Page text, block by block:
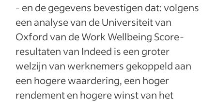
- en de gegevens bevestigen dat: volgens
een analyse van de Universiteit van
Oxford van de Work Wellbeing Score-
resultaten van Indeed is een groter
welzijn van werknemers gekoppeld aan
een hogere waardering, een hoger
rendement en hogere winst van het